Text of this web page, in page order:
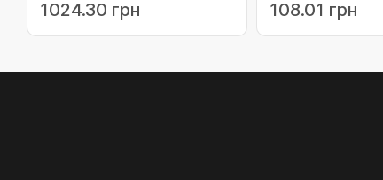
антрацит матова (02-
193.7016.00.45)
1024.30 грн 108.01 грн